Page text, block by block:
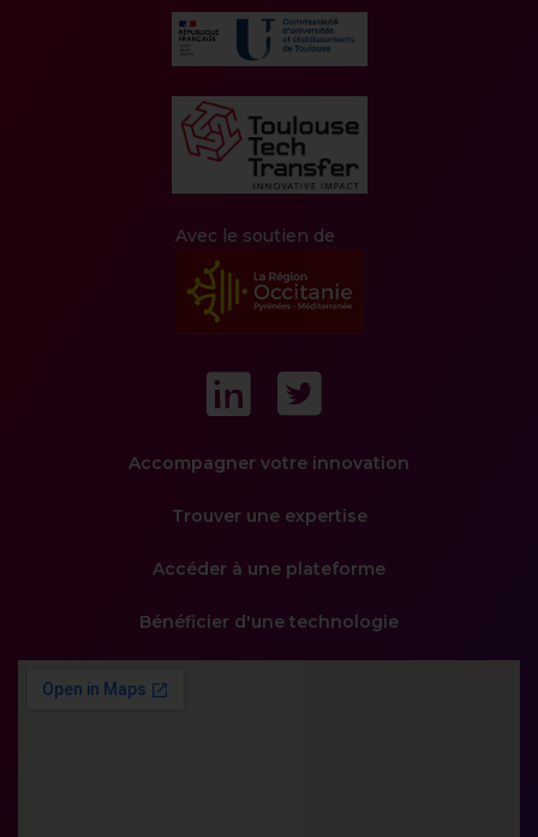
Avec le soutien de
LinkedIn
Twitter
Navigation
principale
Accompagner votre innovation
Trouver une expertise
Accéder à une plateforme
Bénéficier d'une technologie